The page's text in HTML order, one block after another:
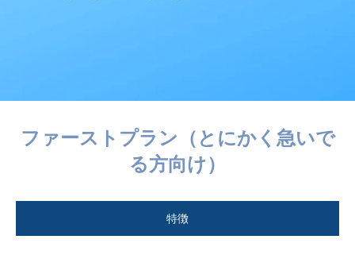
ファーストプラン（とにかく急いで
る方向け）
特徴